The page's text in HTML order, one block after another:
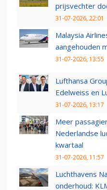
prijsvechter
31-07-2026, 22:01
Malaysia
aangehouden
31-07-2026, 13:55
Lufthansa
Edelweiss en
31-07-2026, 13:17
Meer
Nederlandse
kwartaal
31-07-2026, 11:57
Luchthavens
onderhoud: